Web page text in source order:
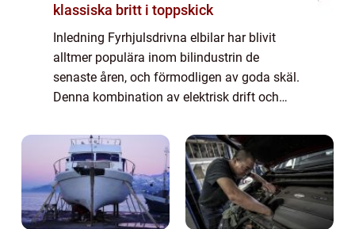
klassiska britt i toppskick
Inledning Fyrhjulsdrivna elbilar har blivit
alltmer populära inom bilindustrin de
senaste åren, och förmodligen av goda skäl.
Denna kombination av elektrisk drift och
prestanda, säkerhet och köregenskaper i
alla...